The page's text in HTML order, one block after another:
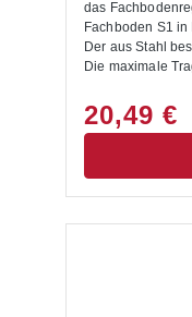
das
Fachboden S1
Der aus Stahl
Die maximale
20,49 €